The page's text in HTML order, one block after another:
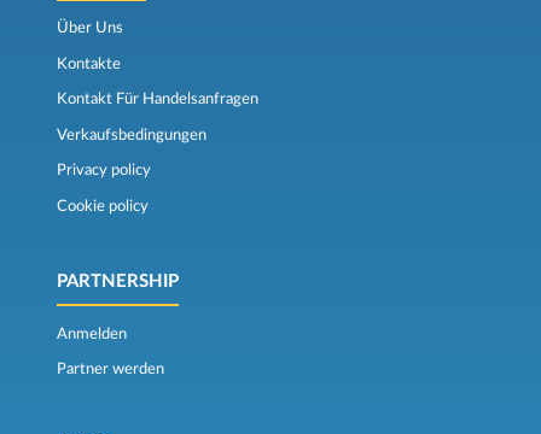
Über Uns
Kontakte
Kontakt Für Handelsanfragen
Verkaufsbedingungen
Privacy policy
Cookie policy
PARTNERSHIP
Anmelden
Partner werden